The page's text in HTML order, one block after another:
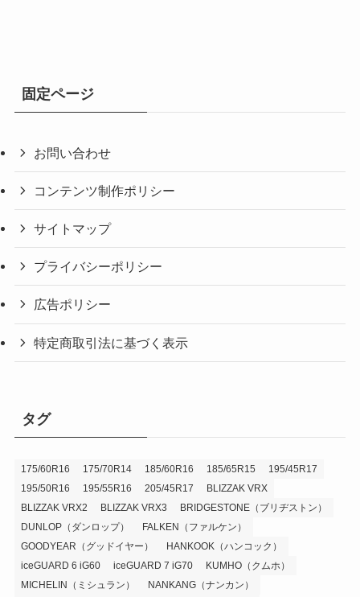
固定ページ
お問い合わせ
コンテンツ制作ポリシー
サイトマップ
プライバシーポリシー
広告ポリシー
特定商取引法に基づく表示
タグ
175/60R16 175/70R14 185/60R16 185/65R15
195/45R17
195/50R16
195/55R16 205/45R17
BLIZZAK VRX
BLIZZAK VRX2
BLIZZAK VRX3
BRIDGESTONE（ブリヂストン）
DUNLOP（ダンロップ）
FALKEN（ファルケン）
GOODYEAR（グッドイヤー）
HANKOOK（ハンコック）
iceGUARD 6 iG60
iceGUARD 7 iG70
KUMHO（クムホ）
MICHELIN（ミシュラン）
NANKANG（ナンカン）